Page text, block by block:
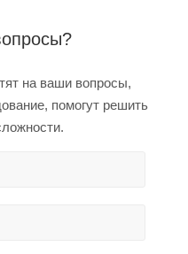
на ваши вопросы,
помогут решить